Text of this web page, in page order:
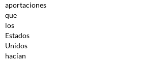
aportaciones
que
los
Estados
Unidos
hacían